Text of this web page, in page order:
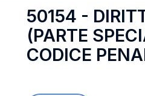
50154 -
(PARTE
CODICE